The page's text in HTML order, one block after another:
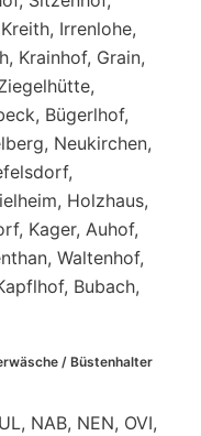
Irrenlohe,
Krainhof, Grain,
Bügerlhof,
Neukirchen,
Holzhaus,
Kager, Auhof,
Waltenhof,
Bubach,
/ Büstenhalter
NAB, NEN, OVI,